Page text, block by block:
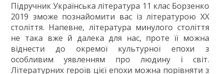
Українська мова
Фізика
Французька мова
Хімія
ГДЗ
Підручник Українська література 11 клас Борзенко
2019 зможе познайомити вас із літературою ХХ
століття. Напевне, література минулого століття
не така вже й далека для нас, проте її можна
віднести до окремої культурної епохи з
особливим уявленням про людину і світ.
Літературних героїв цієї епохи можна порівняти з